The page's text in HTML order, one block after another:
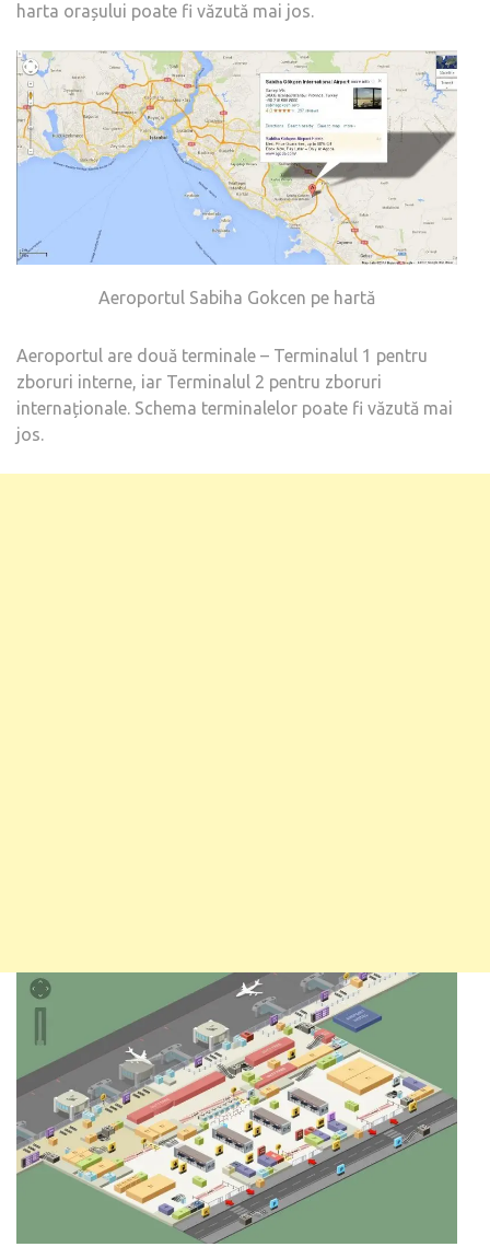
harta orașului poate fi văzută mai jos.
Aeroportul Sabiha Gokcen pe hartă
Aeroportul are două terminale – Terminalul 1 pentru
zboruri interne, iar Terminalul 2 pentru zboruri
internaționale. Schema terminalelor poate fi văzută mai
jos.